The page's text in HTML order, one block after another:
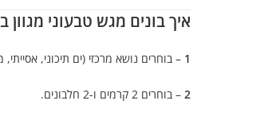
איך בונים מגש טבעוני מגוון
1 – בוחרים נושא מרכזי (ים תיכוני,
2 – בוחרים 2 קרמים ו-2 חלבונים.